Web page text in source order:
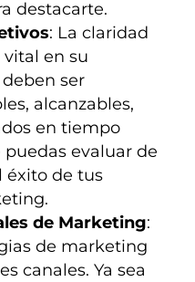
destacarte.
: La claridad
vital en su
ser
alcanzables,
en tiempo
puedas evaluar de
éxito de tus
de Marketing:
de marketing
canales. Ya sea